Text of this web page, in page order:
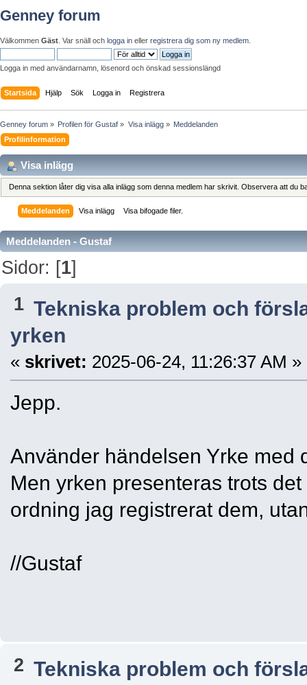
Genney forum
Välkommen Gäst . Var snäll och logga in eller registrera dig som ny medlem
Logga in med användarnamn, lösenord och önskad sessionslängd
Startsida Hjälp Sök Logga in Registrera
Genney forum » Profilen för Gustaf » Visa inlägg» Meddelanden
Profilinformation
Visa inlägg
Denna sektion låter dig visa alla inlägg som denna medlem har skrivit. Observera att du
Meddelanden Visa inlägg Visa bifogade filer.
Meddelanden - Gustaf
Sidor: [1]
1 Tekniska problem och
yrken
« skrivet: 2025-06-24, 11:26:37 AM »
Jepp.
Använder händelsen Yrke med
Men yrken presenteras trots
ordning jag registrerat dem,
//Gustaf
2 Tekniska problem och